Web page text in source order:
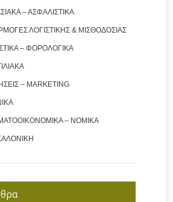
– ΑΣΦΑΛΙΣΤΙΚΑ
ΛΟΓΙΣΤΙΚΗΣ & ΜΙΣΘΟΔΟΣΙΑΣ
– ΦΟΡΟΛΟΓΙΚΑ
– MARKETING
– ΝΟΜΙΚΑ